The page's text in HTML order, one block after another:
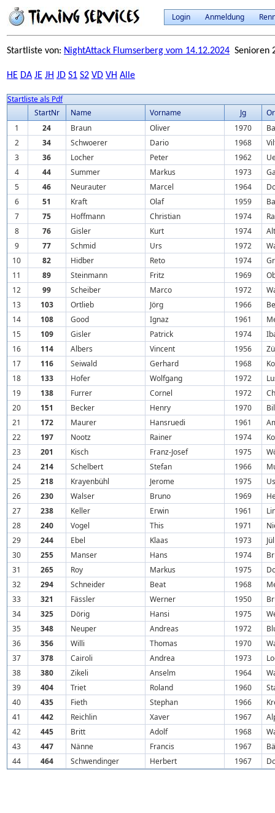
Login Anmeldung
Startliste von: NightAttack Flumserberg vom 14.12.2024 Senioren
HE DA JE JH JD S1 S2 VD VH Alle
Startliste als Pdf
StartNr
Name Vorname Jg
1
24 Braun Oliver 1970
2
34 Schwoerer Dario 1968
3
36 Locher Peter 1962
4
44 Summer Markus 1973
5
46 Neurauter Marcel 1964
6
51 Kraft Olaf 1959
7
75 Hoffmann Christian 1974
8
76 Gisler Kurt 1974
9
77 Schmid Urs 1972
10
82 Hidber Reto 1974
11
89 Steinmann Fritz 1969
12
99 Scheiber Marco 1972
13
103 Ortlieb Jörg 1966
14
108 Good Ignaz 1961
15
109 Gisler Patrick 1974
16
114 Albers Vincent 1956
17
116 Seiwald Gerhard 1968
18
133 Hofer Wolfgang 1972
19
138 Furrer Cornel 1972
20
151 Becker Henry 1970
21
172 Maurer Hansruedi 1961
22
197 Nootz Rainer 1974
23
201 Kisch Franz-Josef 1975
24
214 Schelbert Stefan 1966
25
218 Krayenbühl Jerome 1975
26
230 Walser Bruno 1969
27
238 Keller Erwin 1961
28
240 Vogel This 1971
29
244 Ebel Klaas 1973
30
255 Manser Hans 1974
31
265 Roy Markus 1975
32
294 Schneider Beat 1968
33
321 Fässler Werner 1950
34
325 Dörig Hansi 1975
35
348 Neuper Andreas 1972
36
356 Willi Thomas 1970
37
378 Cairoli Andrea 1973
38
380 Zikeli Anselm 1964
39
404 Triet Roland 1960
40
435 Fieth Stephan 1966
41
442 Reichlin Xaver 1967
42
445 Britt Adolf 1968
43
447 Nänne Francis 1967
44
464 Schwendinger Herbert 1967